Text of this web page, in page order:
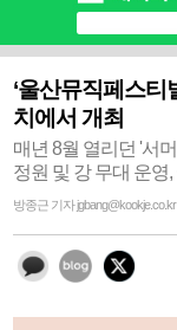
‘울산뮤직페스티
치에서 개최
매년 8월 열리던 '서
정원 및 강 무대 운영
방종근 기자 jgbang@kookje.co.kr